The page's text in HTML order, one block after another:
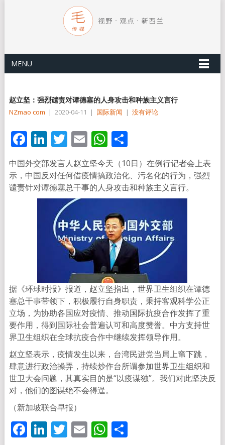
MENU
赵立坚：强烈谴责对谭德塞的人身攻击和种族主义言行
NZmao com | 2020-04-11 | 国际新闻 | 没有评论
Facebook
LinkedIn
Twitter
EmailWhatsApp
分
享
中国外交部发言人赵立坚今天（10日）在例行记者会上表
示，中国反对任何借疫情搞政治化、污名化的行为，强烈
谴责针对谭德塞总干事的人身攻击和种族主义言行。
据《环球时报》报道，赵立坚指出，世界卫生组织在谭德
塞总干事带领下，积极履行自身职责，秉持客观科学公正
立场，为协助各国应对疫情、推动国际抗疫合作发挥了重
要作用，得到国际社会普遍认可和高度赞誉。中方支持世
界卫生组织在全球抗疫合作中继续发挥领导作用。
赵立坚表示，疫情发生以来，台湾民进党当局上窜下跳，
肆意进行政治操弄，持续炒作台所谓参加世界卫生组织和
世卫大会问题，其真实目的是“以疫谋独”。我们对此坚决反
对，他们的图谋绝不会得逞。
（新加坡联合早报）
Facebook
LinkedIn
Twitter
EmailWhatsApp
分